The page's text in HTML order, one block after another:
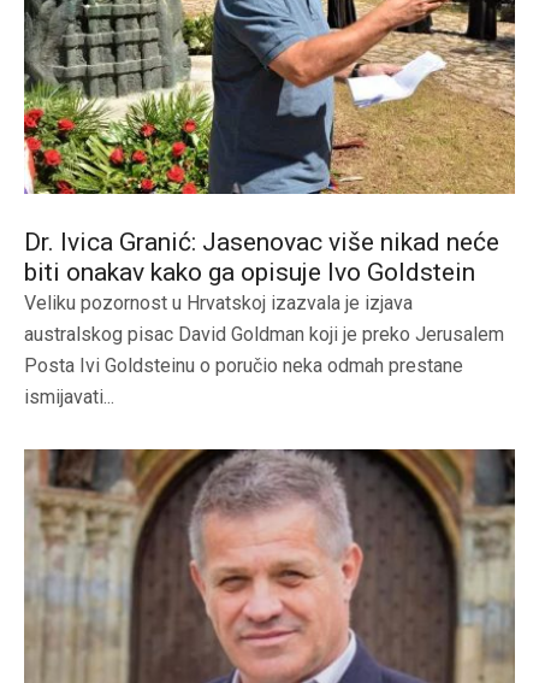
Dr. Ivica Granić: Jasenovac više nikad neće
biti onakav kako ga opisuje Ivo Goldstein
Veliku pozornost u Hrvatskoj izazvala je izjava
australskog pisac David Goldman koji je preko Jerusalem
Posta Ivi Goldsteinu o poručio neka odmah prestane
ismijavati...